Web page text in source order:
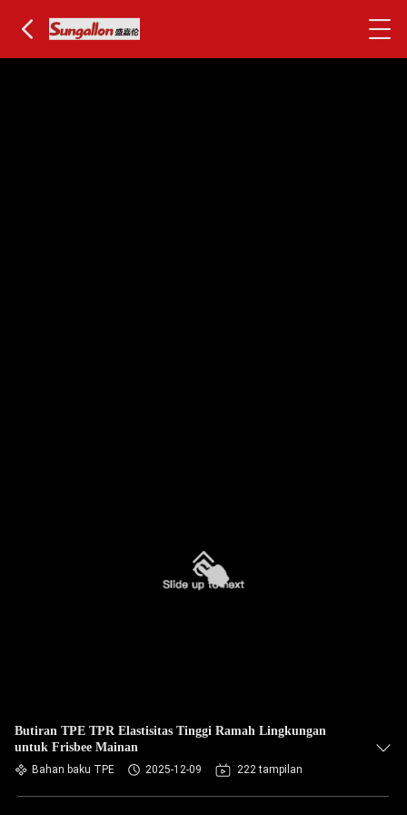
Butiran TPE TPR Elastisitas Tinggi Ramah Lingkungan
untuk Frisbee Mainan
Bahan baku TPE 2025-12-09 222 tampilan